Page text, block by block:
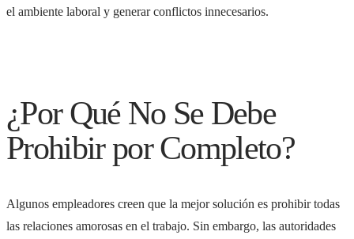
el ambiente laboral y generar conflictos innecesarios.
¿Por Qué No Se Debe
Prohibir por Completo?
Algunos empleadores creen que la mejor solución es prohibir todas
las relaciones amorosas en el trabajo. Sin embargo, las autoridades